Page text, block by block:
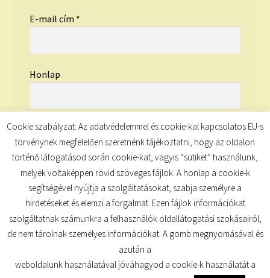
E-mail cím *
Honlap
© TUDATKULCS 2026
Cookie szabályzat: Az adatvédelemmel és cookie-kal kapcsolatos EU-s
törvénynek megfelelően szeretnénk tájékoztatni, hogy az oldalon
történő látogatásod során cookie-kat, vagyis “sütiket” használunk,
melyek voltaképpen rövid szöveges fájlok. A honlap a cookie-k
segítségével nyújtja a szolgáltatásokat, szabja személyre a
hirdetéseket és elemzi a forgalmat. Ezen fájlok információkat
szolgáltatnak számunkra a felhasználók oldallátogatási szokásairól,
de nem tárolnak személyes információkat. A gomb megnyomásával és
azután a
weboldalunk használatával jóváhagyod a cookie-k használatát a